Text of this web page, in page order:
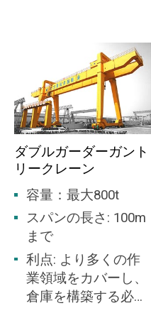
一部の火力発電所で
ービンを駆動してい
とで発生する熱エネ
ービンを回します。
Dafang Crane は、タ
ボイラー ルーム クレ
ト、メンテナンス/ワ
ホイスト ホイストな
に適したクレーンを
風力クレーン
内陸部、沿岸部を問
ダブルガーダーガント
リークレーン
容量：最大800t
スパンの長さ: 100m
まで
利点: より多くの作
業領域をカバーし、
倉庫を構築する必要